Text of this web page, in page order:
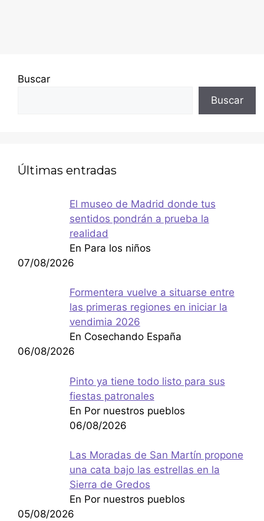
Buscar
Buscar
Últimas entradas
El museo de Madrid donde tus
sentidos pondrán a prueba la
realidad
En Para los niños
07/08/2026
Formentera vuelve a situarse entre
las primeras regiones en iniciar la
vendimia 2026
En Cosechando España
06/08/2026
Pinto ya tiene todo listo para sus
fiestas patronales
En Por nuestros pueblos
06/08/2026
Las Moradas de San Martín propone
una cata bajo las estrellas en la
Sierra de Gredos
En Por nuestros pueblos
05/08/2026